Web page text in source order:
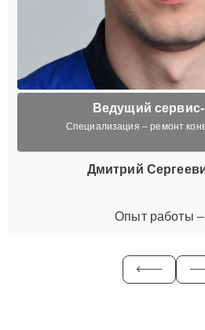
Ведущий
Специализация – ремонт
Дмитрий
Опыт работы –